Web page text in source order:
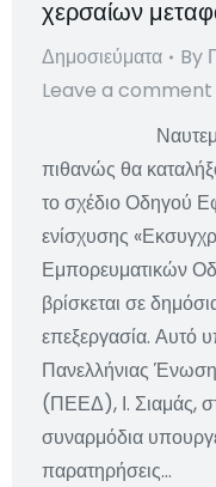
χερσαίων
Δημοσιεύματα By
Leave a comment
πιθανώς θα
το σχέδιο Οδηγού
ενίσχυσης
Εμπορευματικών
βρίσκεται σε
επεξεργασία. Αυτό
Πανελλήνιας
(ΠΕΕΔ), Ι. Σιαμάς,
συναρμόδια
παρατηρήσεις…